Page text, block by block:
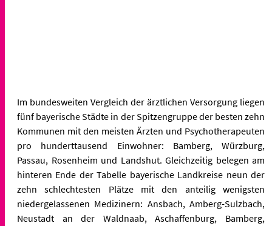
Im bundesweiten Vergleich der ärztlichen Versorgung liegen
fünf bayerische Städte in der Spitzengruppe der besten zehn
Kommunen mit den meisten Ärzten und Psychotherapeuten
pro hunderttausend Einwohner: Bamberg, Würzburg,
Passau, Rosenheim und Landshut. Gleichzeitig belegen am
hinteren Ende der Tabelle bayerische Landkreise neun der
zehn schlechtesten Plätze mit den anteilig wenigsten
niedergelassenen Medizinern: Ansbach, Amberg-Sulzbach,
Neustadt an der Waldnaab, Aschaffenburg, Bamberg,